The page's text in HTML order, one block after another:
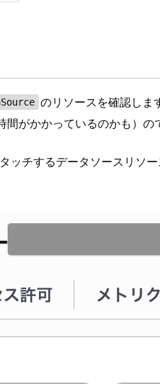
のリソースを確認しま
がかかっているのかも）
ッチするデータソースリソ